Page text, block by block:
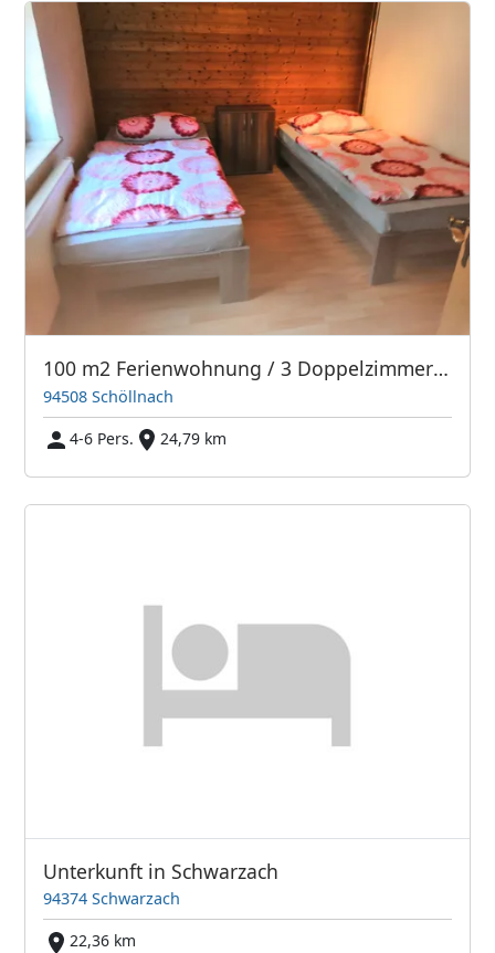
100 m2 Ferienwohnung / 3 Doppelzimmer / 4-6 Personen
94508 Schöllnach
4-6 Pers.
24,79 km
Unterkunft in Schwarzach
94374 Schwarzach
22,36 km